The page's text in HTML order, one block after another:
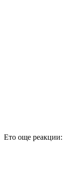
Ето още реакции: